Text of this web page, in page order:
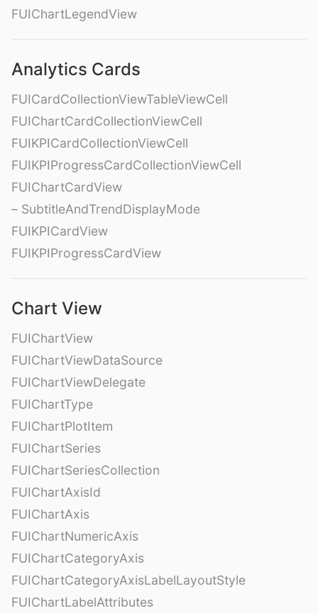
FUIChartLegendView
Analytics Cards
FUICardCollectionViewTableViewCell
FUIChartCardCollectionViewCell
FUIKPICardCollectionViewCell
FUIKPIProgressCardCollectionViewCell
FUIChartCardView
– SubtitleAndTrendDisplayMode
FUIKPICardView
FUIKPIProgressCardView
Chart View
FUIChartView
FUIChartViewDataSource
FUIChartViewDelegate
FUIChartType
FUIChartPlotItem
FUIChartSeries
FUIChartSeriesCollection
FUIChartAxisId
FUIChartAxis
FUIChartNumericAxis
FUIChartCategoryAxis
FUIChartCategoryAxisLabelLayoutStyle
FUIChartLabelAttributes